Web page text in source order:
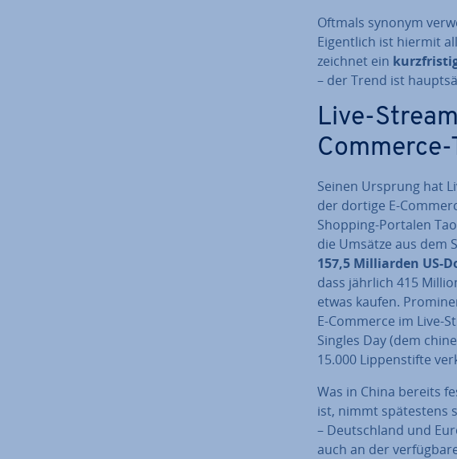
Oftmals synonym
Ei­gent­lich ist hiermit
zeich­net ein
– der Trend ist
Live-
Seinen Ursprung hat
der dortige E-
Shopping-Portalen
die Umsätze aus dem
157,5 Mil­li­ar­den US-
dass jährlich 415
etwas kaufen.
E-Commerce im Live-
Singles Day (dem
15.000 Lip­pen­stif­te
Was in China bereits
ist, nimmt spä­tes­tens
– Deutsch­land und
auch an der